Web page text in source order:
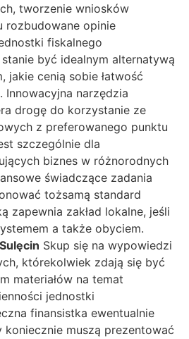
tworzenie wniosków
rozbudowane opinie
fiskalnego
być idealnym alternatywą
jakie cenią sobie łatwość
narzędzia
drogę do korzystanie ze
z preferowanego punktu
szczególnie dla
biznes w różnorodnych
świadczące zadania
tożsamą standard
zapewnia zakład lokalne, jeśli
a także obyciem.
Skup się na wypowiedzi
którekolwiek zdają się być
materiałów na temat
jednostki
finansistka ewentualnie
muszą prezentować